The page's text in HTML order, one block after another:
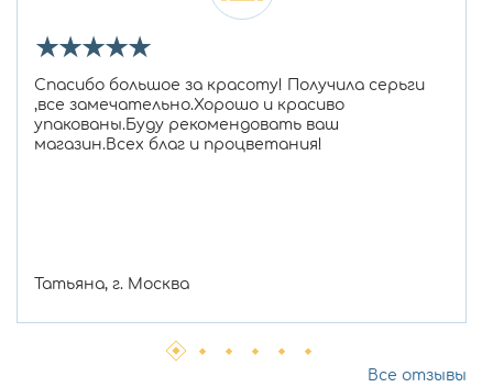
★★★★★
Спасибо большое за красоту! Получила серьги
,все замечательно.Хорошо и красиво
упакованы.Буду рекомендовать ваш
магазин.Всех благ и процветания!
Татьяна, г. Москва
Все отзывы